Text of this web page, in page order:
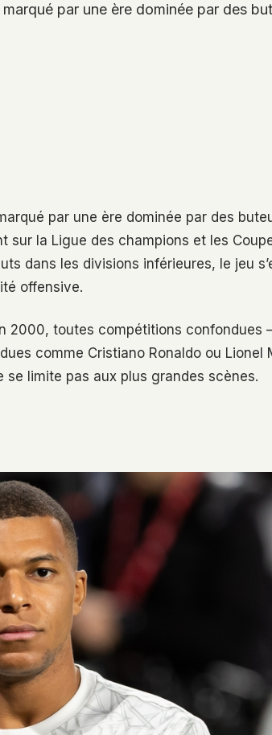
par une ère dominée par des
par une ère dominée par des
sur la Ligue des champions et les
dans les divisions inférieures, le jeu
offensive.
2000, toutes compétitions confondues
comme Cristiano Ronaldo ou Lionel
limite pas aux plus grandes scènes.